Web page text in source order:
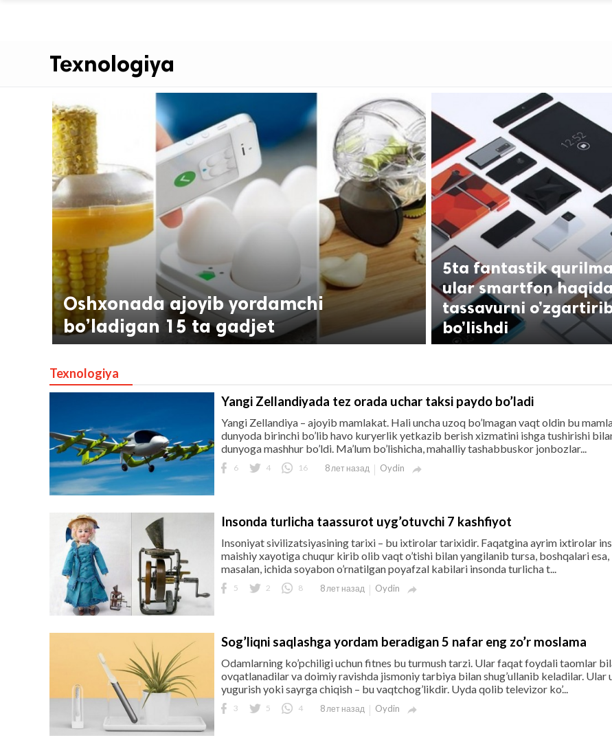
защищены.
Texnologiya
Oshxonada ajoyib yordamchi
bo’ladigan 15 ta gadjet
5ta fantastik
ular smartfon
tassavurni
bo’lishdi
Texnologiya
Yangi Zellandiyada tez orada uchar taksi paydo bo’ladi
Yangi Zellandiya – ajoyib mamlakat. Hali uncha uzoq bo’lmagan vaqt oldin bu
dunyoda birinchi bo’lib havo kuryerlik yetkazib berish xizmatini ishga tushirishi
dunyoga mashhur bo’ldi. Ma’lum bo’lishicha, mahalliy tashabbuskor jonbozlar...
6 4 16 8 лет назад Oydin 
Insonda turlicha taassurot uyg’otuvchi 7 kashfiyot
Insoniyat sivilizatsiyasining tarixi – bu ixtirolar tarixidir. Faqatgina ayrim ixtirolar
maishiy xayotiga chuqur kirib olib vaqt o’tishi bilan yangilanib tursa, boshqalari esa,
masalan, ichida soyabon o’rnatilgan poyafzal kabilari insonda turlicha t...
5 2 8 8 лет назад Oydin 
Sog’liqni saqlashga yordam beradigan 5 nafar eng zo’r moslama
Odamlarning ko’pchiligi uchun fitnes bu turmush tarzi. Ular faqat foydali taomlar
ovqatlanadilar va doimiy ravishda jismoniy tarbiya bilan shug’ullanib keladilar. Ular
yugurish yoki sayrga chiqish – bu vaqtchog’likdir. Uyda qolib televizor ko’...
3 5 4 8 лет назад Oydin 